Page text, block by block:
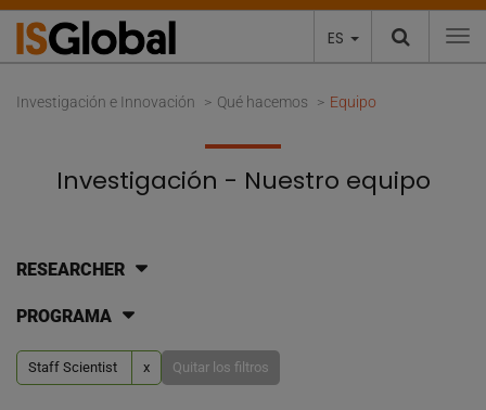
ES
Investigación e Innovación Qué hacemos Equipo
Investigación - Nuestro equipo
RESEARCHER
PROGRAMA
Staff Scientist x Quitar los filtros